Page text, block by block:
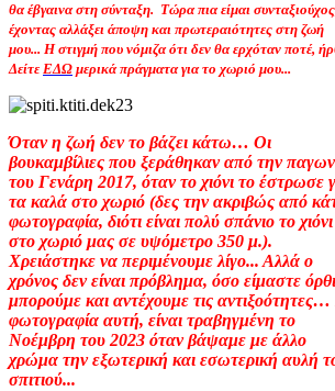
θα έβγαινα στη σύνταξη. Τώρα πια είμαι
έχοντας αλλάξει άποψη και πρωτεραιότητες στη ζωή
μου... Η στιγμή που νόμιζα ότι δεν θα ερχόταν ποτέ,
Δείτε ΕΔΩ μερικά πράγματα για το χωριό μου...
Όταν η ζωή δεν το βάζει κάτω… Οι
βουκαμβίλιες που ξεράθηκαν από την
του Γενάρη 2017, όταν το χιόνι το έστρωσε
τα καλά στο χωριό (δες την ακριβώς από
φωτογραφία, διότι είναι πολύ σπάνιο το χιόνι
στο χωριό μας σε υψόμετρο 350 μ.).
Χρειάστηκε να περιμένουμε λίγο... Αλλά ο
χρόνος δεν είναι πρόβλημα, όσο είμαστε
μπορούμε και αντέχουμε τις
φωτογραφία αυτή, είναι τραβηγμένη το
Νοέμβρη του 2023 όταν βάψαμε με άλλο
χρώμα την εξωτερική και εσωτερική αυλή
σπιτιού...